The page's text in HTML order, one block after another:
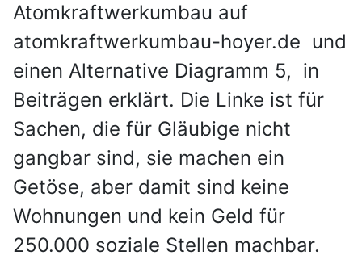
Atomkraftwerkumbau auf
atomkraftwerkumbau-hoyer.de und
einen Alternative Diagramm 5, in
Beiträgen erklärt. Die Linke ist für
Sachen, die für Gläubige nicht
gangbar sind, sie machen ein
Getöse, aber damit sind keine
Wohnungen und kein Geld für
250.000 soziale Stellen machbar.